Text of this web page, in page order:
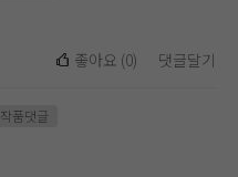
좋아요 (0) 댓글달기
작품댓글